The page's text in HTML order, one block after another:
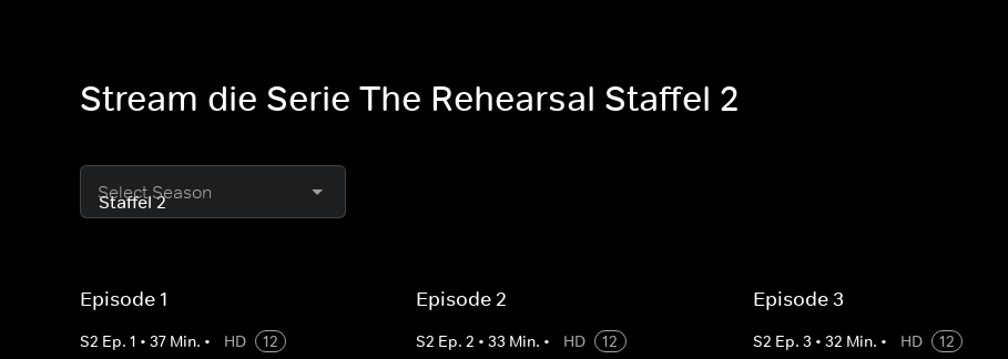
Stream die Serie The Rehearsal Staffel 2
Select Season
Episode 1
S2 Ep. 1 • 37 Min. • HD
12
Episode 2
S2 Ep.2 •33 Min. • HD
12
Episode 3
S2 Ep. 3 • 32 Min. • HD
12